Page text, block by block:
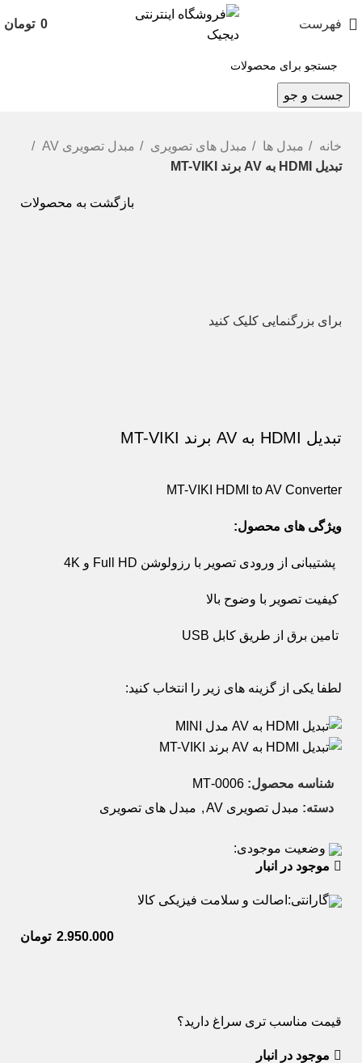
فهرست 0 تومان
جست و جو
خانه مبدل ها مبدل های تصویری
مبدل تصویری AV
تبدیل HDMI به AV برند MT-VIKI
بازگشت به محصولات
برای بزرگنمایی کلیک کنید
تبدیل HDMI به AV برند MT-VIKI
MT-VIKI HDMI to AV Converter
ویژگی های محصول:
پشتیبانی از ورودی تصویر با رزولوشن Full HD و 4K
کیفیت تصویر با وضوح بالا
تامین برق از طریق کابل USB
لطفا یکی از گزینه های زیر را انتخاب کنید:
شناسه محصول: 0006-MT
دسته: مبدل تصویری AV , مبدل های تصویری
وضعیت موجودی:
موجود در انبار
گارانتی: اصالت و سلامت فیزیکی کالا
تومان
قیمت مناسب تری سراغ دارید؟
موجود در انبار